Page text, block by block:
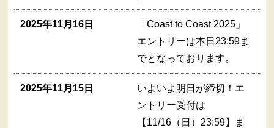
2025年11月16日
「Coast to Coast 2025」
エントリーは本日23:59ま
でとなっております。
2025年11月15日
いよいよ明日が締切！エ
ントリー受付は
【11/16（日）23:59】ま